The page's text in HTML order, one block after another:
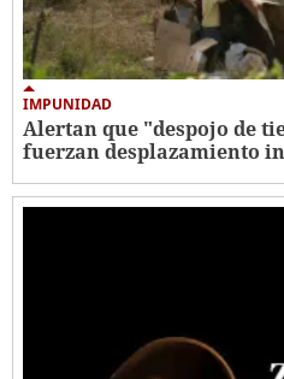
IMPUNIDAD
Alertan que "despojo de
fuerzan desplazamiento